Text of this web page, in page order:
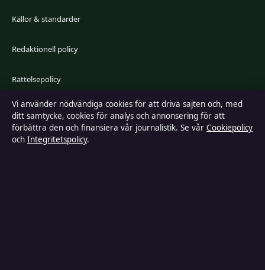
Källor & standarder
Redaktionell policy
Rättelsepolicy
Faktagranskningspolicy
Ägande & finansiering
Vi använder nödvändiga cookies för att driva sajten och, med
ditt samtycke, cookies för analys och annonsering för att
förbättra den och finansiera vår journalistik. Se vår Cookiepolicy
och Integritetspolicy.